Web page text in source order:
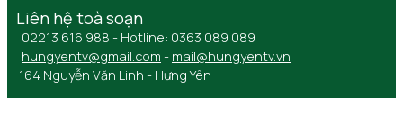
Liên hệ toà soạn
02213 616 988 - Hotline: 0363 089 089
hungyentv@gmail.com - mail@hungyentv.vn
164 Nguyễn Văn Linh - Hưng Yên